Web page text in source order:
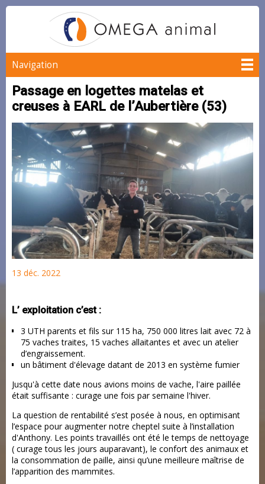
Navigation
Passage en logettes matelas et
creuses à EARL de l’Aubertière (53)
13 déc. 2022
L’ exploitation c’est :
3 UTH parents et fils sur 115 ha, 750 000 litres lait avec 72 à
75 vaches traites, 15 vaches allaitantes et avec un atelier
d’engraissement.
un bâtiment d'élevage datant de 2013 en système fumier
Jusqu'à cette date nous avions moins de vache, l'aire paillée
était suffisante : curage une fois par semaine l'hiver.
La question de rentabilité s’est posée à nous, en optimisant
l’espace pour augmenter notre cheptel suite à l’installation
d'Anthony. Les points travaillés ont été le temps de nettoyage
( curage tous les jours auparavant), le confort des animaux et
la consommation de paille, ainsi qu’une meilleure maîtrise de
l’apparition des mammites.